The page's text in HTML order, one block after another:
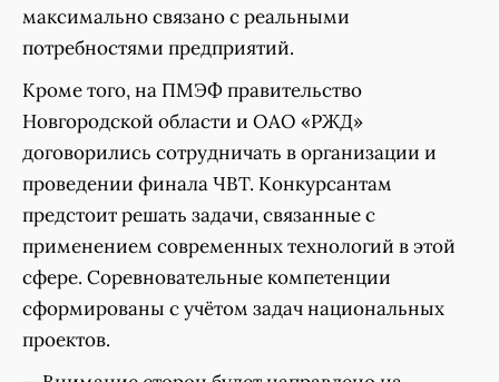
максимально связано с реальными
потребностями предприятий.
Кроме того, на ПМЭФ правительство
Новгородской области и ОАО «РЖД»
договорились сотрудничать в организации и
проведении финала ЧВТ. Конкурсантам
предстоит решать задачи, связанные с
применением современных технологий в этой
сфере. Соревновательные компетенции
сформированы с учётом задач национальных
проектов.